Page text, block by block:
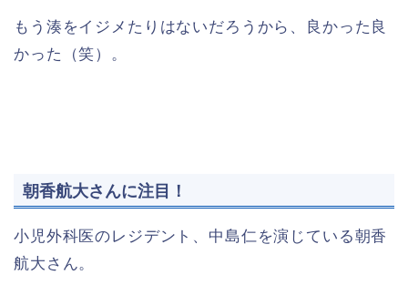
もう湊をイジメたりはないだろうから、良かった良
かった（笑）。
朝香航大さんに注目！
小児外科医のレジデント、中島仁を演じている朝香
航大さん。